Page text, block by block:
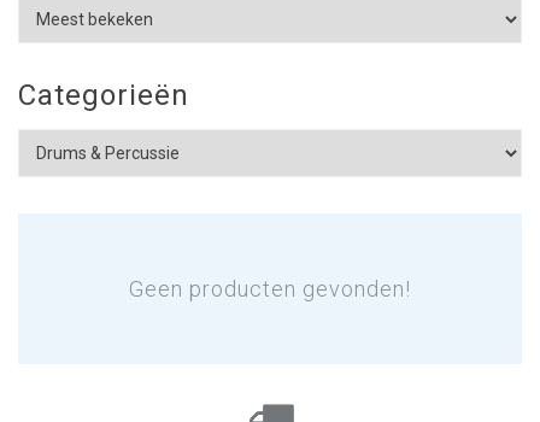
Categorieën
Geen producten gevonden!